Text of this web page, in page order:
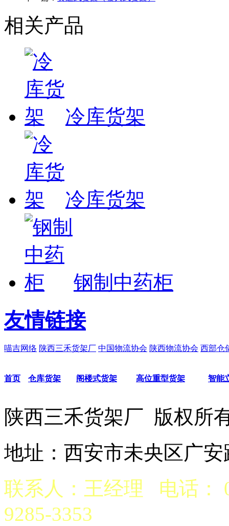
相关产品
冷库货架
冷库货架
钢制中药柜
友情链接
喵吉网络 陕西三禾货架厂 中国物流协会 陕西物流协会 西部仓
首页 仓库货架 阁楼式货架 高位重型货架 智能
陕西三禾货架厂 版权
地址：西安市未央区广安
联系人：王经理 电话：
9285-3353